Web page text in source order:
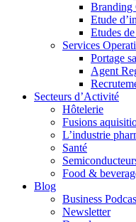
Branding
Etude
Etudes
Services
Portage
Agent
Secteurs d’Activité
Hôtelerie
Fusions
L’industrie
Santé
Food &
Blog
Business
Newsletter